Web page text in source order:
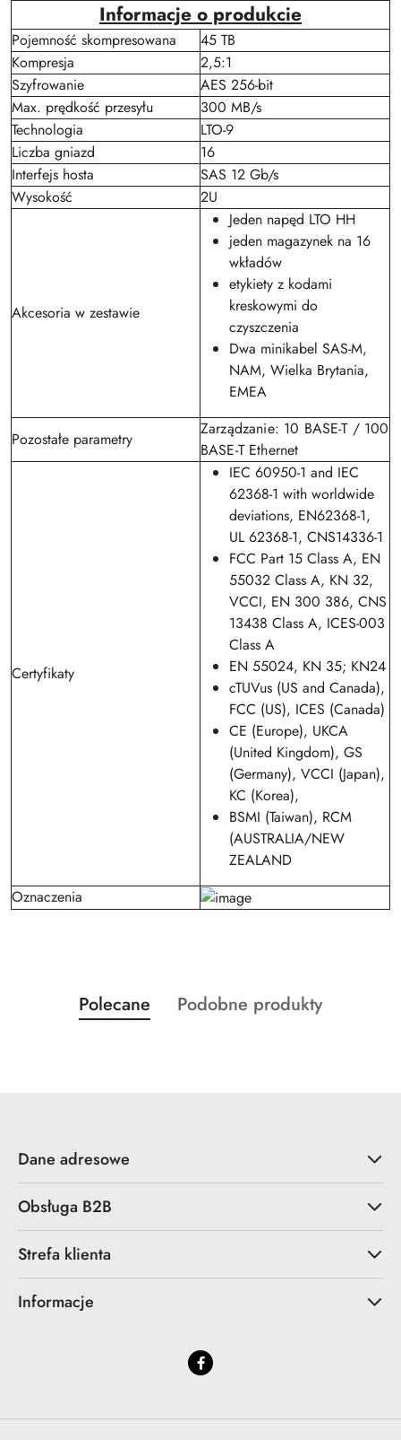
Informacje o produkcie
Pojemność skompresowana
45 TB
Kompresja
2,5:1
Szyfrowanie
AES 256-bit
Max. prędkość przesyłu
300 MB/s
Technologia
LTO-9
Liczba gniazd
16
Interfejs hosta
SAS 12 Gb/s
Wysokość
2U
Akcesoria w zestawie
Jeden napęd LTO HH
jeden magazynek na 16
wkładów
etykiety z kodami
kreskowymi do
czyszczenia
Dwa minikabel SAS-M,
NAM, Wielka Brytania,
EMEA
Pozostałe parametry
Zarządzanie: 10 BASE-T / 100
BASE-T Ethernet
Certyfikaty
IEC 60950-1 and IEC
62368-1 with worldwide
deviations, EN62368-1,
UL 62368-1, CNS14336-1
FCC Part 15 Class A, EN
55032 Class A, KN 32,
VCCI, EN 300 386, CNS
13438 Class A, ICES-003
Class A
EN 55024, KN 35; KN24
cTUVus (US and Canada),
FCC (US), ICES (Canada)
CE (Europe), UKCA
(United Kingdom), GS
(Germany), VCCI (Japan),
KC (Korea),
BSMI (Taiwan), RCM
(AUSTRALIA/NEW
ZEALAND
Oznaczenia
Pomiń karuzelę produktów
Produkty
o
Polecane
Produkty
Podobne produkty
Dane adresowe
Obsługa B2B
Strefa klienta
Informacje